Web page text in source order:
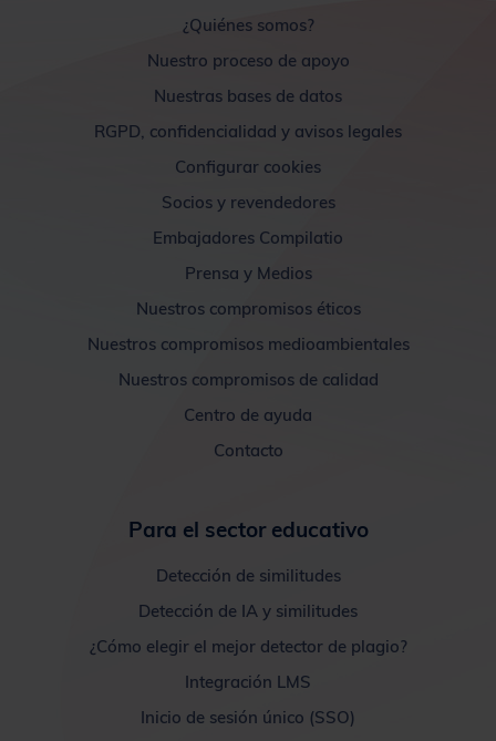
¿Quiénes somos?
Nuestro proceso de apoyo
Nuestras bases de datos
RGPD, confidencialidad y avisos legales
Configurar cookies
Socios y revendedores
Embajadores Compilatio
Prensa y Medios
Nuestros compromisos éticos
Nuestros compromisos medioambientales
Nuestros compromisos de calidad
Centro de ayuda
Contacto
Para el sector educativo
Detección de similitudes
Detección de IA y similitudes
¿Cómo elegir el mejor detector de plagio?
Integración LMS
Inicio de sesión único (SSO)